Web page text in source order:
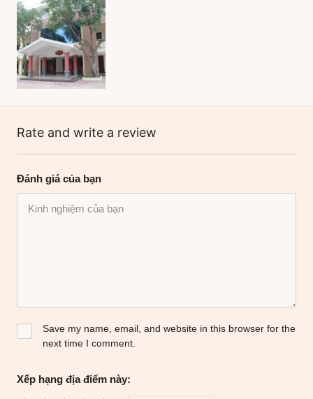
Rate and write a review
Đánh giá của bạn
Save my name, email, and website in this browser for the
next time I comment.
Xếp hạng địa điểm này: